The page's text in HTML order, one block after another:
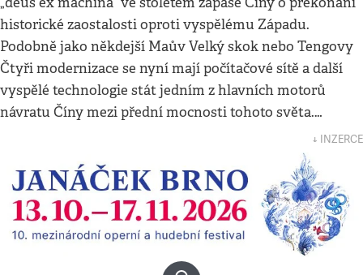
historické zaostalosti oproti vyspělému Západu.
Podobně jako někdejší Maův Velký skok nebo Tengovy
Čtyři modernizace se nyní mají počítačové sítě a další
vyspělé technologie stát jedním z hlavních motorů
návratu Číny mezi přední mocnosti tohoto světa.…
↓ INZERCE